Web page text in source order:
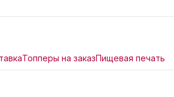
Топперы на заказПищевая печать